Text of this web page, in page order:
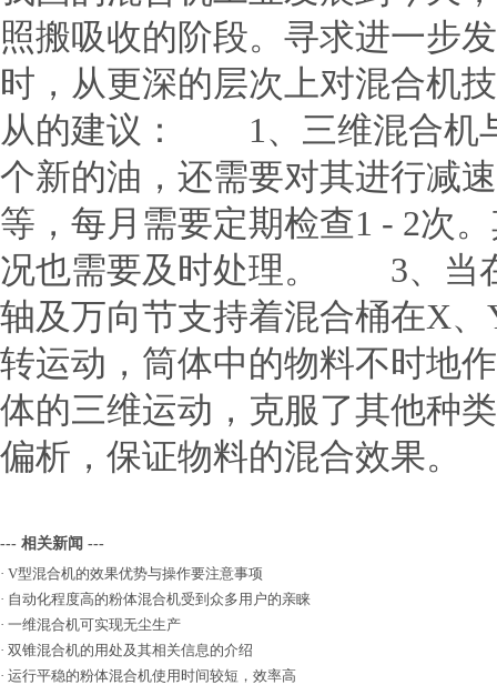
照搬吸收的阶段。寻求进一步
时，从更深的层次上对混合机
从的建议： 1、三维混合机
个新的油，还需要对其进行
等，每月需要定期检查1 - 2次
况也需要及时处理。 3、当在
轴及万向节支持着混合桶在X
转运动，筒体中的物料不时地
体的三维运动，克服了其他种
偏析，保证物料的混合效果。
--- 相关新闻 ---
· V型混合机的效果优势与操作要注意事项
· 自动化程度高的粉体混合机受到众多用户的亲睐
· 一维混合机可实现无尘生产
· 双锥混合机的用处及其相关信息的介绍
· 运行平稳的粉体混合机使用时间较短，效率高